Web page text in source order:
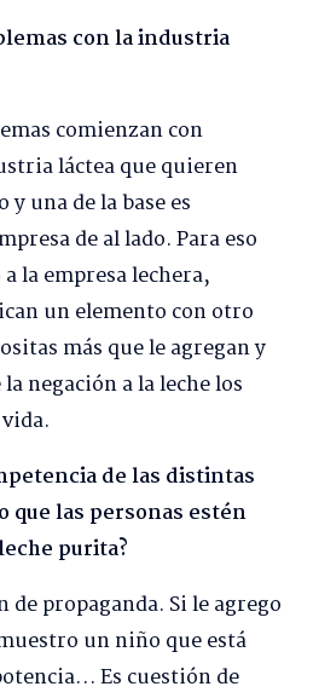
con la industria
comienzan con
láctea que quieren
una de la base es
de al lado. Para eso
la empresa lechera,
un elemento con otro
más que le agregan y
negación a la leche los
de las distintas
que las personas estén
purita?
de propaganda. Si le agrego
un niño que está
Es cuestión de